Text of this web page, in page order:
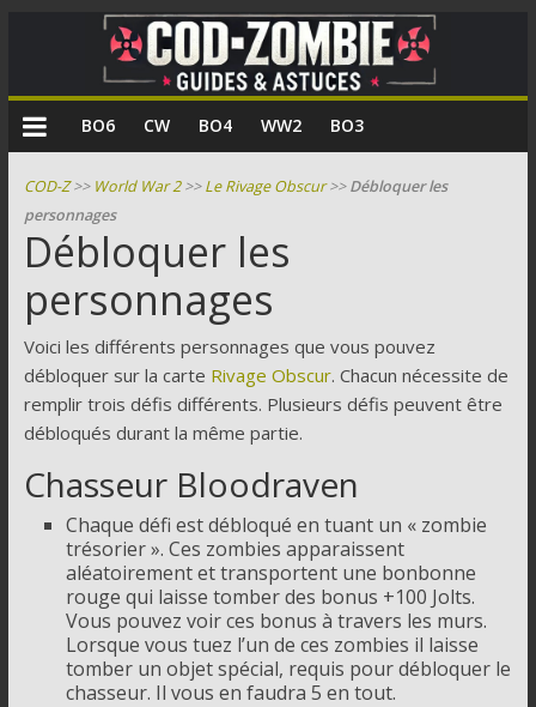
COD
Zombie
Guides
et
astuces
pour
le
mode
zombie
de
of
Duty
BO6 CW BO4 WW2 BO3
COD-Z>> World War 2>>Le Rivage Obscur>>Débloquer les
personnages
Débloquer les
personnages
Voici les différents personnages que vous pouvez
débloquer sur la carte Rivage Obscur. Chacun nécessite de
remplir trois défis différents. Plusieurs défis peuvent être
débloqués durant la même partie.
Chasseur Bloodraven
Chaque défi est débloqué en tuant un « zombie
trésorier ». Ces zombies apparaissent
aléatoirement et transportent une bonbonne
rouge qui laisse tomber des bonus +100 Jolts.
Vous pouvez voir ces bonus à travers les murs.
Lorsque vous tuez l’un de ces zombies il laisse
tomber un objet spécial, requis pour débloquer le
chasseur. Il vous en faudra 5 en tout.